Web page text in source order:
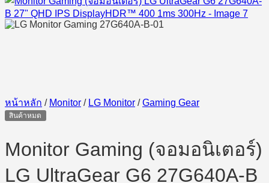
หน้าหลัก / Monitor / LG Monitor / Gaming Gear
สินค้าหมด
Monitor Gaming (จอมอนิเตอร์)
LG UltraGear G6 27G640A-B